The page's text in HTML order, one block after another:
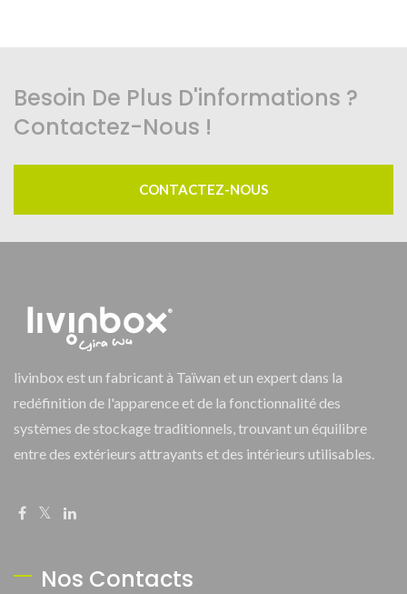
Besoin De Plus D'informations ?
Contactez-Nous !
CONTACTEZ-NOUS
livinbox est un fabricant à Taïwan et un expert dans la
redéfinition de l'apparence et de la fonctionnalité des
systèmes de stockage traditionnels, trouvant un équilibre
entre des extérieurs attrayants et des intérieurs utilisables.
Nos Contacts